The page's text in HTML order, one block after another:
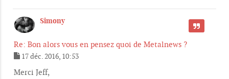
Simony
Re: Bon alors vous en pensez quoi de Metalnews ?
CITER
e
17 déc. 2016, 10:53
Merci Jeff,